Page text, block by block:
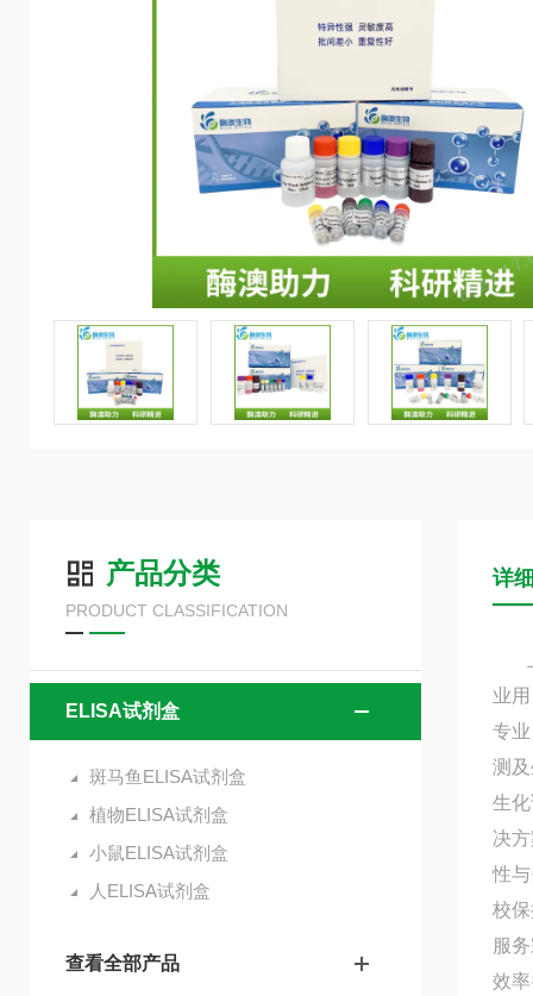
产品分类
PRODUCT CLASSIFICATION
ELISA试剂盒
斑马鱼ELISA试剂盒
植物ELISA试剂盒
小鼠ELISA试剂盒
人ELISA试剂盒
查看全部产品
详
业
专
测
生
决
性
校
服
效